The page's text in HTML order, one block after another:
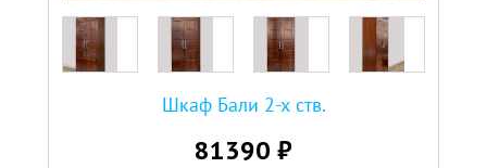
Шкаф Бали 2-х ств.
81390 ₽